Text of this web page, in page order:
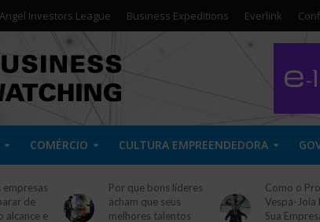
Angel Investors League Business Expeditions Everlink
COMÉRCIO CULTURA EMPREENDEDORA
empresas
de
alcance e
Por que bons líderes
acham que seus
melhores talentos
Como o
Vespa-Joia
Sua